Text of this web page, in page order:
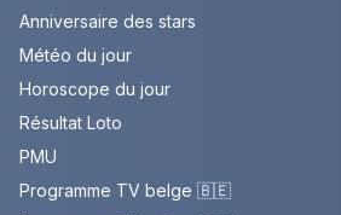
Anniversaire des stars
Météo du jour
Horoscope du jour
Résultat Loto
PMU
Programme TV belge 🇧🇪